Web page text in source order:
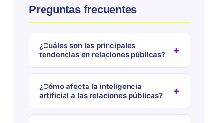
Preguntas frecuentes
¿Cuáles son las principales
tendencias en relaciones públicas?
¿Cómo afecta la inteligencia
artificial a las relaciones públicas?